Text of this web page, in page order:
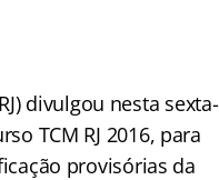
divulgou nesta sexta-
TCM RJ 2016, para
provisórias da